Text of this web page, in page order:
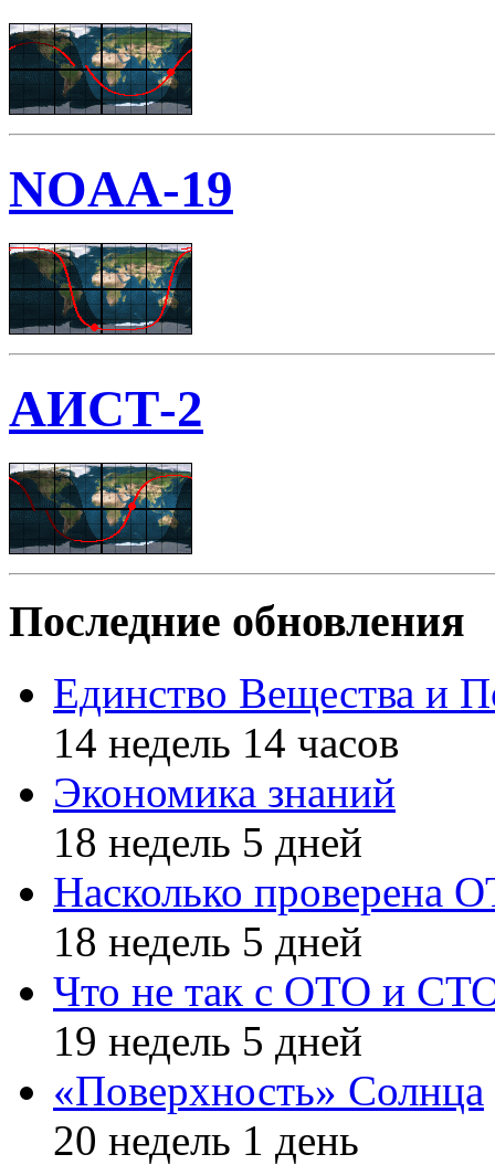
NOAA-19
АИСТ-2
Последние обновления
Единство Вещества и
14 недель 14 часов
Экономика знаний
18 недель 5 дней
Насколько проверена
18 недель 5 дней
Что не так с ОТО и
19 недель 5 дней
«Поверхность» Солнца
20 недель 1 день